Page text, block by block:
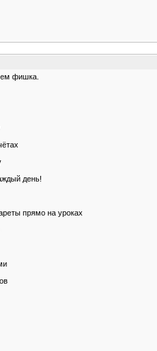
фишка.
день!
прямо на уроках